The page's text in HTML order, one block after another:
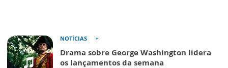
NOTÍCIAS
Drama sobre George Washington lidera
os lançamentos da semana